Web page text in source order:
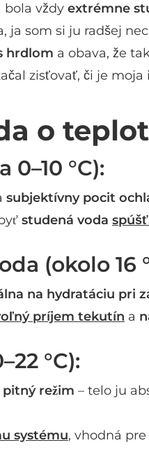
bola vždy extrémne
ja som si ju radšej
hrdlom a obava, že
zisťovať, či je
o
°C):
subjektívny pocit
studená voda
(okolo 16
na hydratáciu pri
príjem tekutín a
°C):
pitný režim – telo ju
systému, vhodná pre